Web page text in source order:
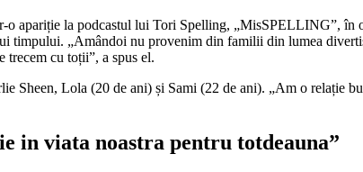
o apariție la podcastul lui Tori Spelling, „MisSPELLING”,
timpului. „Amândoi nu provenim din familii din lumea
trecem cu toții”, a spus el.
Sheen, Lola (20 de ani) și Sami (22 de ani). „Am o relație
in viata noastra pentru totdeauna”